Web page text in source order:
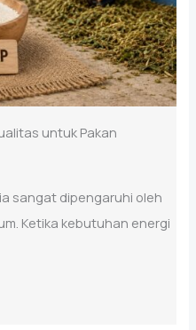
untuk Pakan
sangat dipengaruhi oleh
Ketika kebutuhan energi